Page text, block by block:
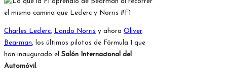
Charles Leclerc, Lando Norris y ahora Oliver
Bearman, los últimos pilotos de Fórmula 1 que
han inaugurado el Salón Internacional del
Automóvil .